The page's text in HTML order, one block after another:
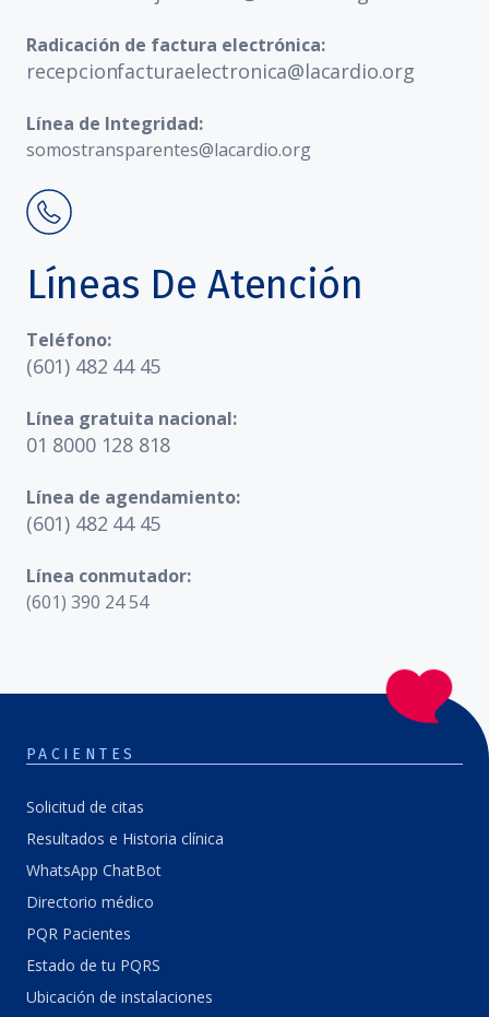
Radicación de factura electrónica:
recepcionfacturaelectronica@lacardio.org
Línea de Integridad:
somostransparentes@lacardio.org
Líneas De Atención
Teléfono:
(601) 482 44 45
Línea gratuita nacional:
01 8000 128 818
Línea de agendamiento:
(601) 482 44 45
Línea conmutador:
(601) 390 24 54
PACIENTES
Solicitud de citas
Resultados e Historia clínica
WhatsApp ChatBot
Directorio médico
PQR Pacientes
Estado de tu PQRS
Ubicación de instalaciones